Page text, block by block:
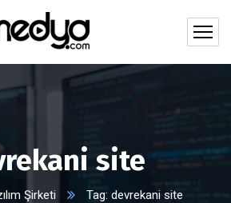
site
Şirketi Tag: devrekani site